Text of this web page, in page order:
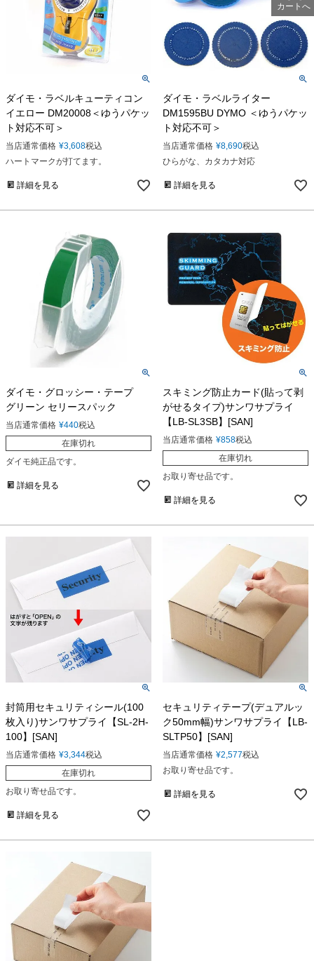
ダイモ・ラベルキューティコン
イエロー DM20008＜ゆうパケッ
ト対応不可＞
当店通常価格 ¥3,608税込
ハートマークが打てます。
詳細を見る
ダイモ・ラベルライター
DM1595BU DYMO ＜ゆうパケッ
ト対応不可＞
当店通常価格 ¥8,690税込
ひらがな、カタカナ対応
詳細を見る
ダイモ・グロッシー・テープ
グリーン セリースパック
当店通常価格 ¥440税込
在庫切れ
ダイモ純正品です。
詳細を見る
スキミング防止カード(貼って剥
がせるタイプ)サンワサプライ
【LB-SL3SB】[SAN]
当店通常価格 ¥858税込
在庫切れ
お取り寄せ品です。
詳細を見る
封筒用セキュリティシール(100
枚入り)サンワサプライ【SL-2H-
100】[SAN]
当店通常価格 ¥3,344税込
在庫切れ
お取り寄せ品です。
詳細を見る
セキュリティテープ(デュアルッ
ク50mm幅)サンワサプライ【LB-
SLTP50】[SAN]
当店通常価格 ¥2,577税込
お取り寄せ品です。
詳細を見る
カートへ